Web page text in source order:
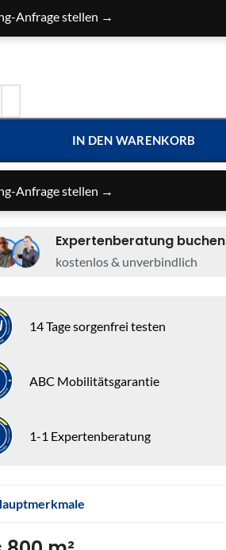
Anfrage stellen →
IN DEN WARENKORB
Anfrage stellen →
Expertenberatung buchen
kostenlos & unverbindlich
14 Tage sorgenfrei testen
ABC Mobilitätsgarantie
1-1 Expertenberatung